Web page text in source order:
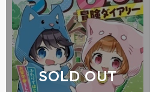
SOLD OUT